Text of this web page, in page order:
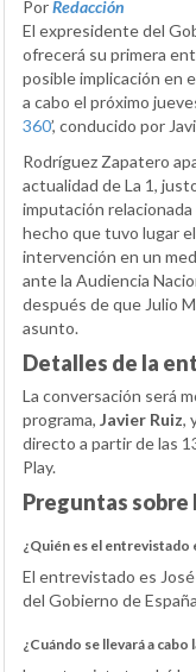
PorRedacción
El expresidente del
ofrecerá su primera
posible implicación en
a cabo el próximo
360’, conducido por
Rodríguez Zapatero
actualidad de La 1,
imputación
hecho que tuvo lugar
intervención en un
ante la Audiencia
después de que Julio
asunto.
Detalles de la
La conversación será
programa, Javier Ruiz,
directo a partir de las
Play.
Preguntas sobre
¿Quién es el entrevistado
El entrevistado es
del Gobierno de
¿Cuándo se llevará a cabo